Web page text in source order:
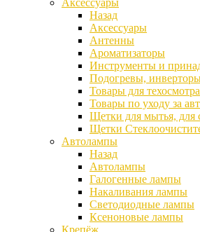
Аксессуары
Назад
Аксессуары
Антенны
Ароматизаторы
Инструменты и
Подогревы,
Товары для техосмотра
Товары по уходу за
Щетки для мытья, для
Щетки
Автолампы
Назад
Автолампы
Галогенные лампы
Накаливания лампы
Светодиодные лампы
Ксеноновые лампы
Крепёж